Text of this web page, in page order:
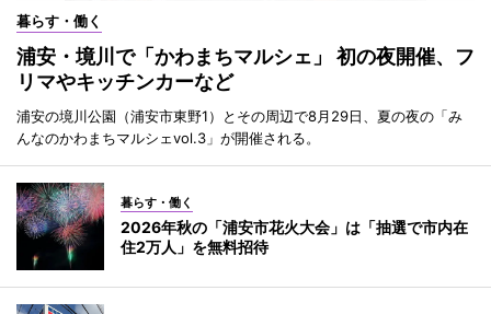
暮らす・働く
浦安・境川で「かわまちマルシェ」 初の夜開催、フ
リマやキッチンカーなど
浦安の境川公園（浦安市東野1）とその周辺で8月29日、夏の夜の「み
んなのかわまちマルシェvol.3」が開催される。
暮らす・働く
2026年秋の「浦安市花火大会」は「抽選で市内在
住2万人」を無料招待